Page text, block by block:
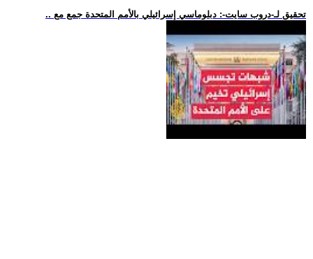
.. تحقيق لـ-دروب سايت-: دبلوماسي إسرائيلي بالأمم المتحدة جمع مع